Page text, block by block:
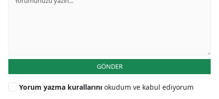
GÖNDER
Yorum yazma kurallarını okudum ve kabul ediyorum